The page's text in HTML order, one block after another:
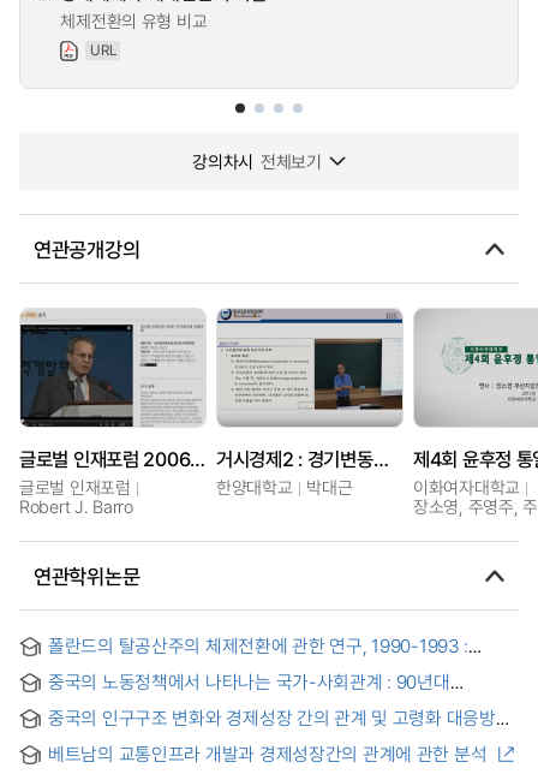
체제전환의 유형 비교
URL
강의차시 전체보기
연관공개강의
글로벌 인재포럼 2006: 인적자원과 경제성장
글로벌 인재포럼
Robert J. Barro
거시경제2 : 경기변동과 경제성장
한양대학교 박대근
제4회 윤후정 통
이화여자대학교
장소영, 주영주,
연관학위논문
폴란드의 탈공산주의 체제전환에 관한 연구, 1990-1993 :
경제개혁의 정치적 영향에 관한 동태적 분석 = (A)study on the
post-communist systems transition in Poland, 1990-1993
중국의 노동정책에서 나타나는 국가-사회관계 : 90년대
사회세력의 활동과 정부인식을 중심으로
중국의 인구구조 변화와 경제성장 간의 관계 및 고령화 대응방안
연구 = A Study on the Relationship between China`s
Population Structure Change and Economic Growth
베트남의 교통인프라 개발과 경제성장간의 관계에 관한 분석